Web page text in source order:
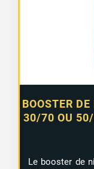
BOOSTER
30/70 OU
Le booster de